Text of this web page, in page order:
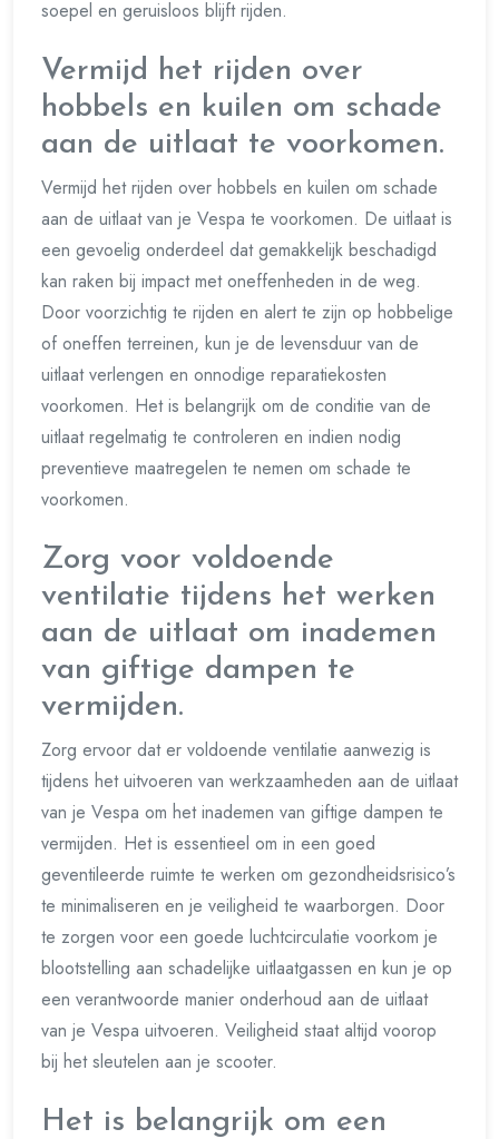
soepel en geruisloos blijft rijden.
Vermijd het rijden over
hobbels en kuilen om schade
aan de uitlaat te voorkomen.
Vermijd het rijden over hobbels en kuilen om schade
aan de uitlaat van je Vespa te voorkomen. De uitlaat is
een gevoelig onderdeel dat gemakkelijk beschadigd
kan raken bij impact met oneffenheden in de weg.
Door voorzichtig te rijden en alert te zijn op hobbelige
of oneffen terreinen, kun je de levensduur van de
uitlaat verlengen en onnodige reparatiekosten
voorkomen. Het is belangrijk om de conditie van de
uitlaat regelmatig te controleren en indien nodig
preventieve maatregelen te nemen om schade te
voorkomen.
Zorg voor voldoende
ventilatie tijdens het werken
aan de uitlaat om inademen
van giftige dampen te
vermijden.
Zorg ervoor dat er voldoende ventilatie aanwezig is
tijdens het uitvoeren van werkzaamheden aan de uitlaat
van je Vespa om het inademen van giftige dampen te
vermijden. Het is essentieel om in een goed
geventileerde ruimte te werken om gezondheidsrisico’s
te minimaliseren en je veiligheid te waarborgen. Door
te zorgen voor een goede luchtcirculatie voorkom je
blootstelling aan schadelijke uitlaatgassen en kun je op
een verantwoorde manier onderhoud aan de uitlaat
van je Vespa uitvoeren. Veiligheid staat altijd voorop
bij het sleutelen aan je scooter.
Het is belangrijk om een